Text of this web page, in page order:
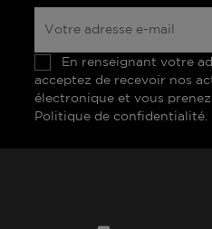
En renseignant votre
acceptez de recevoir nos
électronique et vous
Politique de confidentialité.